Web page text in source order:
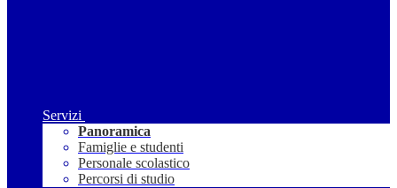
Servizi
Panoramica
Famiglie e studenti
Personale scolastico
Percorsi di studio